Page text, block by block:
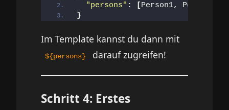
"persons" : [Person1, Person2,
}
Im Template kannst du dann mit
${persons} darauf zugreifen!
Schritt 4: Erstes